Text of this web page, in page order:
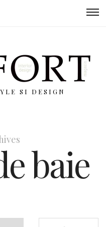
SI DESIGN
baie